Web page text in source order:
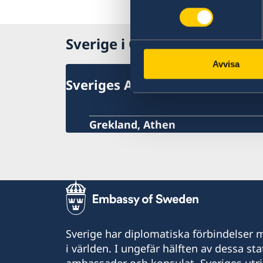
Avvisa
Sverige i Grekland
Sveriges Ambassad
Grekland, Athen
Sverige har diplomatiska förbindelser
i världen. I ungefär hälften av dessa